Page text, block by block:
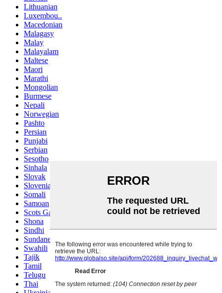
Lithuanian
Luxembou..
Macedonian
Malagasy
Malay
Malayalam
Maltese
Maori
Marathi
Mongolian
Burmese
Nepali
Norwegian
Pashto
Persian
Punjabi
Serbian
Sesotho
Sinhala
Slovak
Slovenian
Somali
Samoan
Scots Gaelic
Shona
Sindhi
Sundanese
Swahili
Tajik
Tamil
Telugu
Thai